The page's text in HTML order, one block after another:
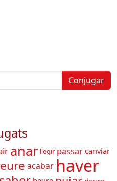
Conjugar
anar llegir passar canviar
acabar haver